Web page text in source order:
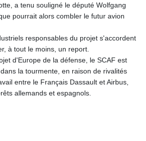
a tenu souligné le député Wolfgang
pourrait alors combler le futur avion
responsables du projet s'accordent
à tout le moins, un report.
d'Europe de la défense, le SCAF est
la tourmente, en raison de rivalités
entre le Français Dassault et Airbus,
allemands et espagnols.